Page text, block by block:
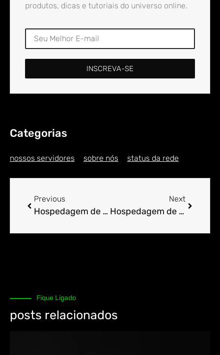
produtos, dicas e tutoriais do universo online.
INSCREVA-SE
Categorias
nossos servidores sobre nós status da rede
Previous
Hospedagem de Sites para Engenheiro em Afonso
Next
Hospedagem de Sites para Engenheiro em Afonso Cláudio
Fique Ligado
posts relacionados